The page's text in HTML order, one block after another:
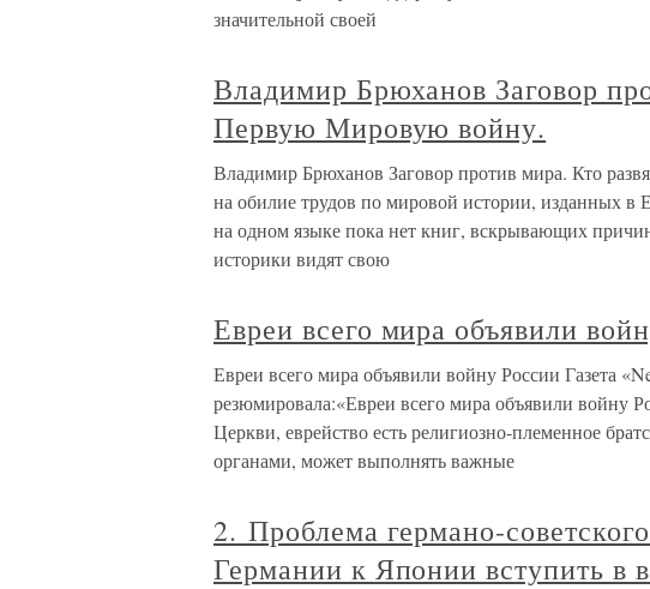
значительной своей
Владимир Брюханов Заговор
Первую Мировую войну.
Владимир Брюханов Заговор против мира. Кто
на обилие трудов по мировой истории, изданных
на одном языке пока нет книг, вскрывающих
историки видят свою
Евреи всего мира объявили
Евреи всего мира объявили войну России Газета
резюмировала:«Евреи всего мира объявили войну
Церкви, еврейство есть религиозно-племенное
органами, может выполнять важные
2. Проблема германо-
Германии к Японии вступить в